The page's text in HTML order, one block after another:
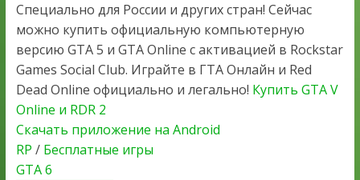
Специально для России и других стран! Сейчас
можно купить официальную компьютерную
версию GTA 5 и GTA Online с активацией в Rockstar
Games Social Club. Играйте в ГТА Онлайн и Red
Dead Online официально и легально! Купить GTA V
Online и RDR 2
Скачать приложение на Android
RP / Бесплатные игры
GTA 6